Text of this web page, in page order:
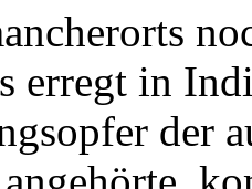
erregt in
der